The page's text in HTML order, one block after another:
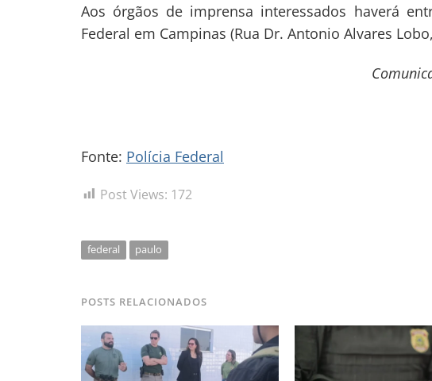
Aos órgãos de imprensa interessados haverá
Federal em Campinas (Rua Dr. Antonio Alvares
Fonte: Polícia Federal
Post Views: 172
federal paulo
POSTS RELACIONADOS